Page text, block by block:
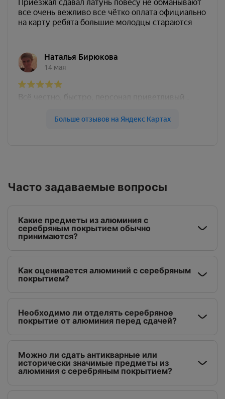
Часто задаваемые вопросы
Какие предметы из алюминия с
серебряным покрытием обычно
принимаются?
Как оценивается алюминий с серебряным
покрытием?
Необходимо ли отделять серебряное
покрытие от алюминия перед сдачей?
Можно ли сдать антикварные или
исторически значимые предметы из
алюминия с серебряным покрытием?